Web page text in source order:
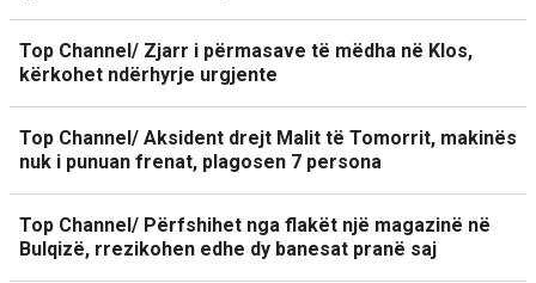
Top Channel/ Zjarr i përmasave të mëdha në Klos,
kërkohet ndërhyrje urgjente
Top Channel/ Aksident drejt Malit të Tomorrit, makinës
nuk i punuan frenat, plagosen 7 persona
Top Channel/ Përfshihet nga flakët një magazinë në
Bulqizë, rrezikohen edhe dy banesat pranë saj